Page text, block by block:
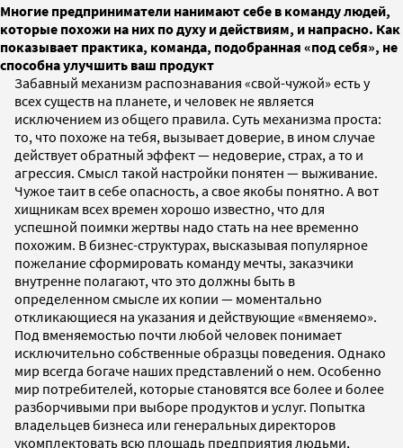
Многие предприниматели нанимают себе в команду людей,
которые похожи на них по духу и действиям, и напрасно. Как
показывает практика, команда, подобранная «под себя», не
способна улучшить ваш продукт
Забавный механизм распознавания «свой-чужой» есть у
всех существ на планете, и человек не является
исключением из общего правила. Суть механизма проста:
то, что похоже на тебя, вызывает доверие, в ином случае
действует обратный эффект — недоверие, страх, а то и
агрессия. Смысл такой настройки понятен — выживание.
Чужое таит в себе опасность, а свое якобы понятно. А вот
хищникам всех времен хорошо известно, что для
успешной поимки жертвы надо стать на нее временно
похожим. В бизнес-структурах, высказывая популярное
пожелание сформировать команду мечты, заказчики
внутренне полагают, что это должны быть в
определенном смысле их копии — моментально
откликающиеся на указания и действующие «вменяемо».
Под вменяемостью почти любой человек понимает
исключительно собственные образцы поведения. Однако
мир всегда богаче наших представлений о нем. Особенно
мир потребителей, которые становятся все более и более
разборчивыми при выборе продуктов и услуг. Попытка
владельцев бизнеса или генеральных директоров
укомплектовать всю площадь предприятия людьми,